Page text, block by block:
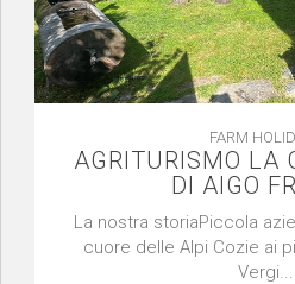
FARM
AGRITURISMO LA
DI AIGO
La nostra storiaPiccola
cuore delle Alpi Cozie ai
Vergi...